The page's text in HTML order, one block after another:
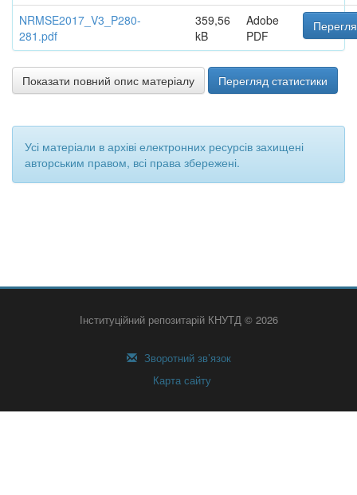
NRMSE2017_V3_P280-
281.pdf
359,56
kB
Adobe
PDF
Показати повний опис матеріалу Перегляд статистики
Усі матеріали в архіві електронних ресурсів захищені
авторським правом, всі права збережені.
Інституційний репозитарій КНУТД © 2026
Зворотний зв’язок
Карта сайту